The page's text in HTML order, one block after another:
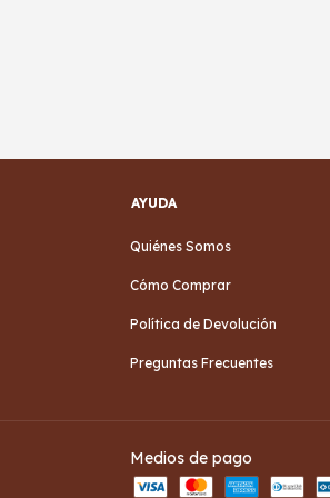
AYUDA
Quiénes Somos
Cómo Comprar
Política de Devolución
Preguntas Frecuentes
Medios de pago